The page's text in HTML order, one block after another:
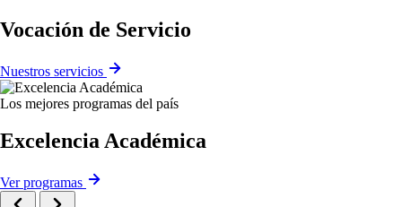
Vocación de Servicio
Nuestros servicios
Los mejores programas del país
Excelencia Académica
Ver programas